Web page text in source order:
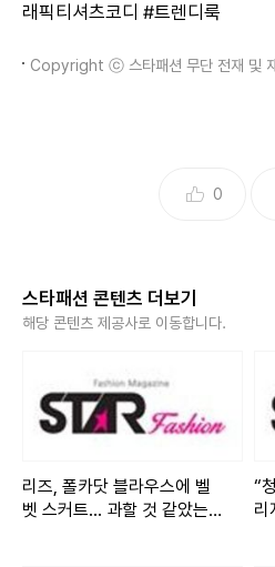
래픽티셔츠코디 #트렌디룩
Copyright ⓒ 스타패션 무단 전재 및
0
스타패션 콘텐츠 더보기
해당 콘텐츠 제공사로 이동합니다.
리즈, 폴카닷 블라우스에 벨
벳 스커트... 과할 것 같았는데
“
리